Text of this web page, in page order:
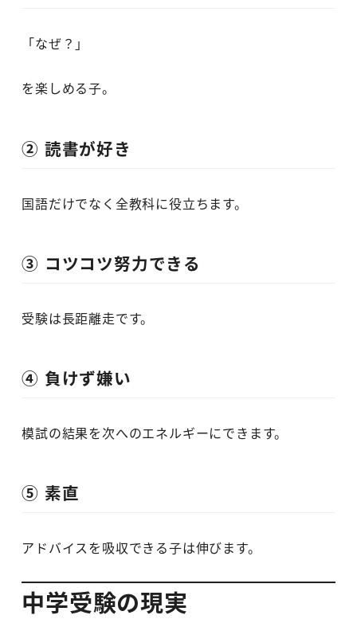
「なぜ？」
を楽しめる子。
② 読書が好き
国語だけでなく全教科に役立ちます。
③ コツコツ努力できる
受験は長距離走です。
④ 負けず嫌い
模試の結果を次へのエネルギーにできます。
⑤ 素直
アドバイスを吸収できる子は伸びます。
中学受験の現実